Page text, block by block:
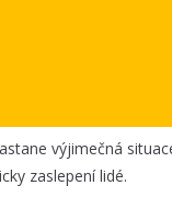
výjimečná
zaslepení lidé.